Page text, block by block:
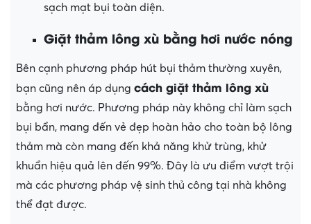
sạch mạt bụi toàn diện.
Giặt thảm lông xù bằng hơi nước nóng
Bên cạnh phương pháp hút bụi thảm thường xuyên,
bạn cũng nên áp dụng cách giặt thảm lông xù
bằng hơi nước. Phương pháp này không chỉ làm sạch
bụi bẩn, mang đến vẻ đẹp hoàn hảo cho toàn bộ lông
thảm mà còn mang đến khả năng khử trùng, khử
khuẩn hiệu quả lên đến 99%. Đây là ưu điểm vượt trội
mà các phương pháp vệ sinh thủ công tại nhà không
thể đạt được.